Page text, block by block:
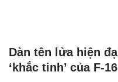
Dàn tên lửa hiện
‘khắc tinh’ của F-